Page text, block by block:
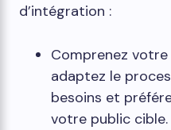
d’intégration :
Comprenez
adaptez le
besoins et
votre public